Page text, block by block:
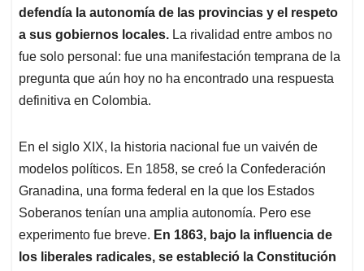
defendía la autonomía de las provincias y el respeto
a sus gobiernos locales. La rivalidad entre ambos no
fue solo personal: fue una manifestación temprana de la
pregunta que aún hoy no ha encontrado una respuesta
definitiva en Colombia.
En el siglo XIX, la historia nacional fue un vaivén de
modelos políticos. En 1858, se creó la Confederación
Granadina, una forma federal en la que los Estados
Soberanos tenían una amplia autonomía. Pero ese
experimento fue breve. En 1863, bajo la influencia de
los liberales radicales, se estableció la Constitución